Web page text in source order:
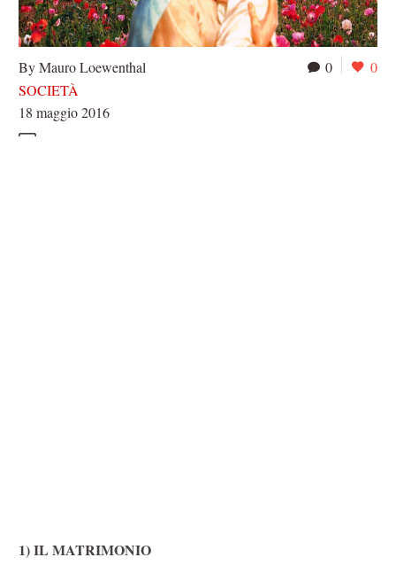
0 0
By Mauro Loewenthal
SOCIETÀ
18 maggio 2016
1) IL MATRIMONIO